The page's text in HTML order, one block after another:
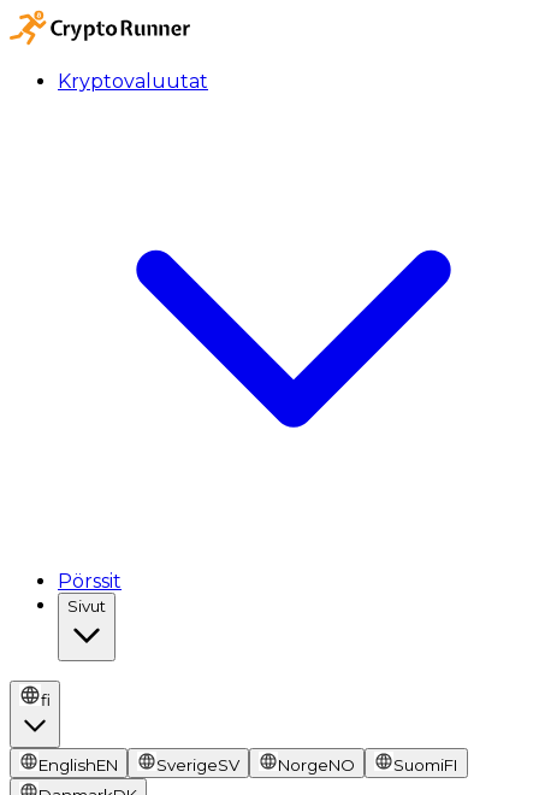
Kryptovaluutat
Pörssit
Sivut
fi
EnglishEN SverigeSV NorgeNO SuomiFI